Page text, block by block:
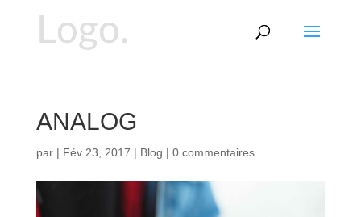
ANALOG
par | Fév 23, 2017 | Blog | 0 commentaires